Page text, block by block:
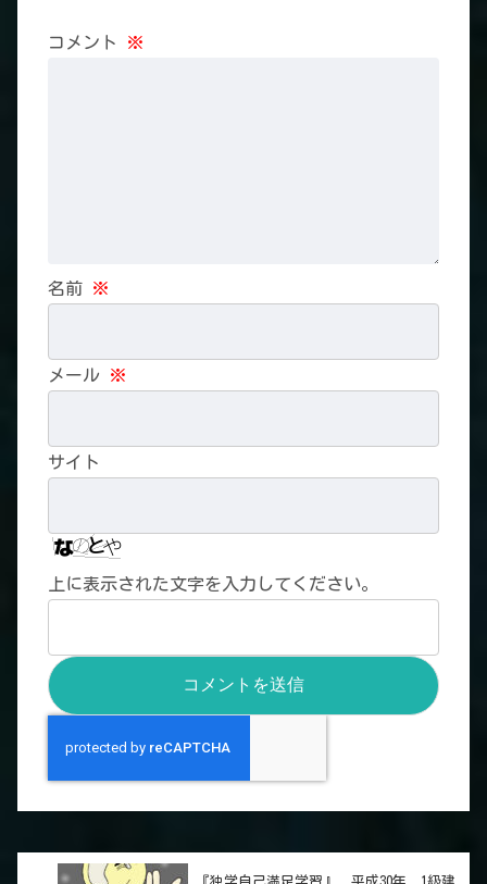
コメント ※
名前 ※
メール ※
サイト
上に表示された文字を入力してください。
『独学自己満足学習』 平成30年 1級建